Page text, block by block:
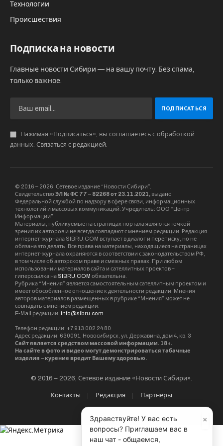
Технологии
Происшествия
Подписка на новости
Главные новости Сибири — на вашу почту. Без спама,
только важное.
Нажимая «Подписаться», вы соглашаетесь с обработкой
данных. Связаться с редакцией.
© 2016 – 2026, Сетевое издание “Новости Сибири”.
Свидетельство ЭЛ № ФС 77 – 82268 от 23.11.2021, выдано
Федеральной службой по надзору в сфере связи, информационных
технологий и массовых коммуникаций. Учредитель: ООО “Центр
Информации”
Материалы, публикуемые на страницах портала являются точкой
зрения их авторов и не всегда совпадают с мнением редакции. Редакция
интернет-журнала SIBRU.COM вступает в диалог и переписку, но не
обязана это делать. Все права на материалы, находящиеся на страницах
интернет-журнала охраняются в соответствии с законодательством РФ,
в том числе об авторском праве и смежных правах. При любом
использовании материалов сайта и сателлитных проектов –
гиперссылка на SIBRU.COM обязательна.
Рубрика “Мнения” является самостоятельным сателлитным проектом и
имеет обособленное отношение к деятельности редакции. Мнения
авторов материалов размещенных в рубрике “Мнения” может не
совпадать с мнением редакции.
E-Mail редакции: info@sibru.com
Телефон редакции: +7 913 002 24 80
Адрес редакции: 630091, Новосибирск, ул. Державина, дом 4, кв. 3
Сайт является средством массовой информации. 18+.
На сайте в фото и видео могут демонстрироваться табачные
изделия – курение вредит Вашему здоровью.
© 2016 – 2026, Сетевое издание «Новости Сибири».
Контакты Редакция Партнёры
×
Здравствуйте! У вас есть
вопросы? Приглашаем вас в
наш чат - общаемся,